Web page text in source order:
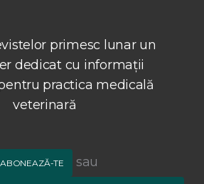
primesc lunar un
dedicat cu informații
practica medicală
veterinară
ABONEAZĂ-TE sau